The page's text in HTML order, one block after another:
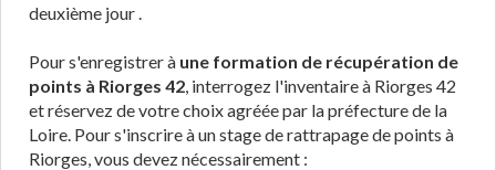
deuxième jour .
Pour s'enregistrer à une formation de récupération de
points à Riorges 42, interrogez l'inventaire à Riorges 42
et réservez de votre choix agréée par la préfecture de la
Loire. Pour s'inscrire à un stage de rattrapage de points à
Riorges, vous devez nécessairement :